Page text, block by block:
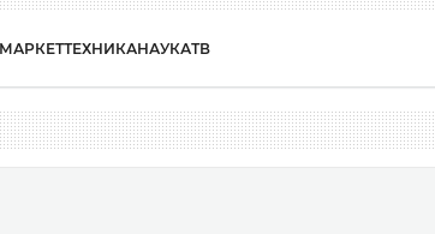
МАРКЕТТЕХНИКАНАУКАТВ